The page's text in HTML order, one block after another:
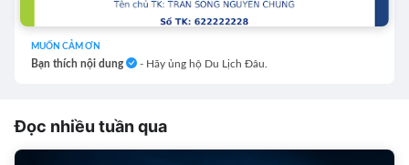
MUỐN CẢM ƠN
Bạn thích nội dung - Hãy ủng hộ Du Lịch Đâu.
Đọc nhiều tuần qua